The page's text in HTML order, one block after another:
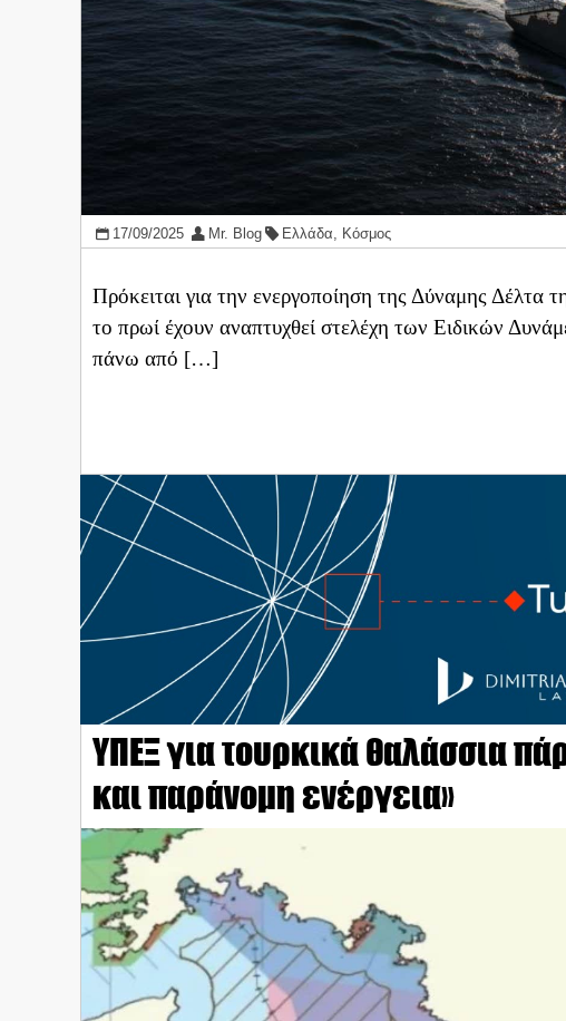
17/09/2025 Mr. Blog Ελλάδα Κόσμος
Πρόκειται για την ενεργοποίηση της Δύναμης
το πρωί έχουν αναπτυχθεί στελέχη των Ειδικών
πάνω από […]
ΥΠΕΞ για τουρκικά θαλάσσια
και παράνομη ενέργεια»